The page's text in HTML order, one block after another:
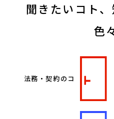
聞きたいコト、
色
法務・契約のコ